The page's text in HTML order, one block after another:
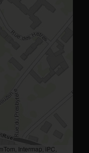
Intermap, iPC,